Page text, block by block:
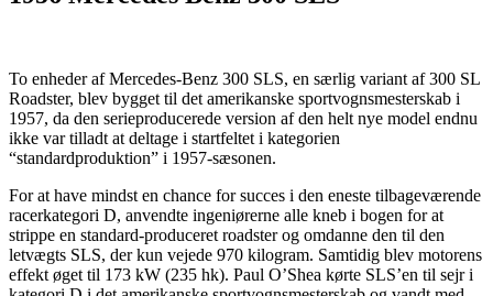
To enheder af Mercedes-Benz 300 SLS, en særlig variant af 300 SL
Roadster, blev bygget til det amerikanske sportvognsmesterskab i
1957, da den serieproducerede version af den helt nye model endnu
ikke var tilladt at deltage i startfeltet i kategorien
“standardproduktion” i 1957-sæsonen.
For at have mindst en chance for succes i den eneste tilbageværende
racerkategori D, anvendte ingeniørerne alle kneb i bogen for at
strippe en standard-produceret roadster og omdanne den til den
letvægts SLS, der kun vejede 970 kilogram. Samtidig blev motorens
effekt øget til 173 kW (235 hk). Paul O’Shea kørte SLS’en til sejr i